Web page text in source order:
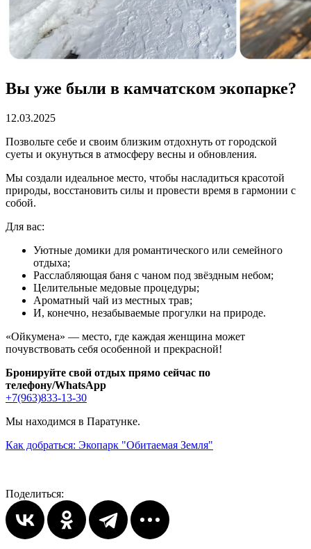
Вы уже были в камчатском экопарке?
12.03.2025
Позвольте себе и своим близким отдохнуть от городской
суеты и окунуться в атмосферу весны и обновления.
Мы создали идеальное место, чтобы насладиться красотой
природы, восстановить силы и провести время в гармонии с
собой.
Для вас:
Уютные домики для романтического или семейного
отдыха;
Расслабляющая баня с чаном под звёздным небом;
Целительные медовые процедуры;
Ароматный чай из местных трав;
И, конечно, незабываемые прогулки на природе.
«Ойкумена» — место, где каждая женщина может
почувствовать себя особенной и прекрасной!
Бронируйте свой отдых прямо сейчас по
телефону/WhatsApp
+7(963)833-13-30
Мы находимся в Паратунке.
Как добраться: Экопарк "Обитаемая Земля"
Поделиться: